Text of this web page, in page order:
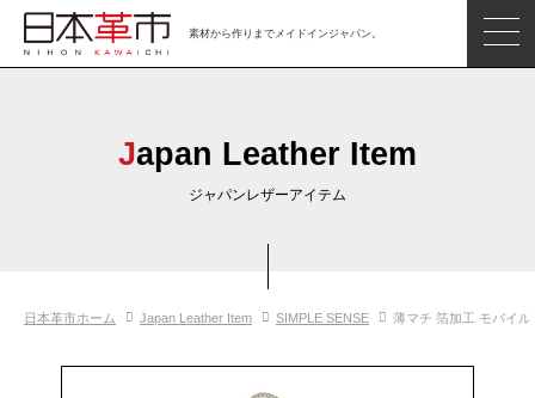
素材から作りまでメイドインジャパン。
革市通信
日本の革の良さを知ろう
Japan Leather Item
ジャパンレザーアイテム
日本革市ホーム Japan Leather Item SIMPLE SENSE 薄マチ 箔加工 モバイ